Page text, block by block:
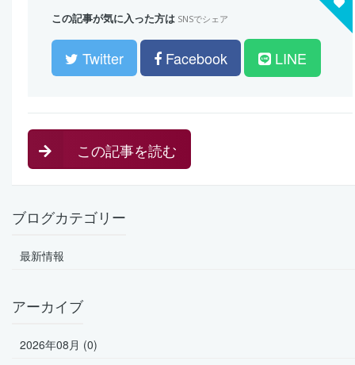
この記事が気に入った方は SNSでシェア
Twitter Facebook LINE
この記事を読む
ブログカテゴリー
最新情報
アーカイブ
2026年08月 (0)